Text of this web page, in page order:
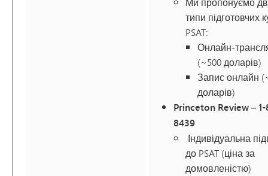
типи підготовчих
PSAT:
Онлайн-
(~500 доларів)
Запис онлайн
доларів)
Princeton Review –
8439
Індивідуальна
до PSAT (ціна за
домовленістю)